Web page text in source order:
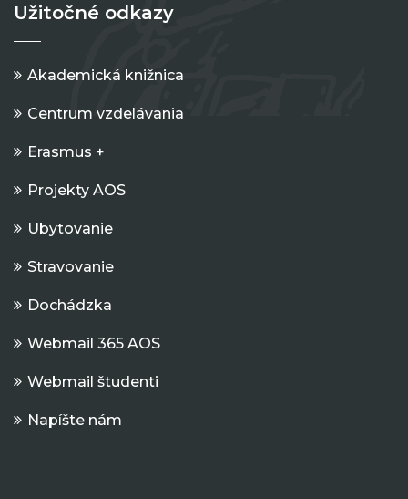
Užitočné odkazy
Akademická knižnica
Centrum vzdelávania
Erasmus +
Projekty AOS
Ubytovanie
Stravovanie
Dochádzka
Webmail 365 AOS
Webmail študenti
Napíšte nám